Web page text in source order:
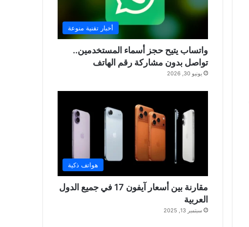
أخبار تقنية منوعة
واتساب يتيح حجز أسماء المستخدمين..
تواصل بدون مشاركة رقم الهاتف
يونيو 30, 2026
هواتف ذكية
مقارنة بين أسعار آيفون 17 في جميع الدول
العربية
سبتمبر 13, 2025